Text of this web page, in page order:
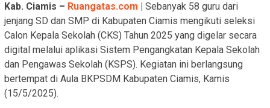
Kab. Ciamis – Ruangatas.com | Sebanyak 58 guru dari
jenjang SD dan SMP di Kabupaten Ciamis mengikuti seleksi
Calon Kepala Sekolah (CKS) Tahun 2025 yang digelar secara
digital melalui aplikasi Sistem Pengangkatan Kepala Sekolah
dan Pengawas Sekolah (KSPS). Kegiatan ini berlangsung
bertempat di Aula BKPSDM Kabupaten Ciamis, Kamis
(15/5/2025).